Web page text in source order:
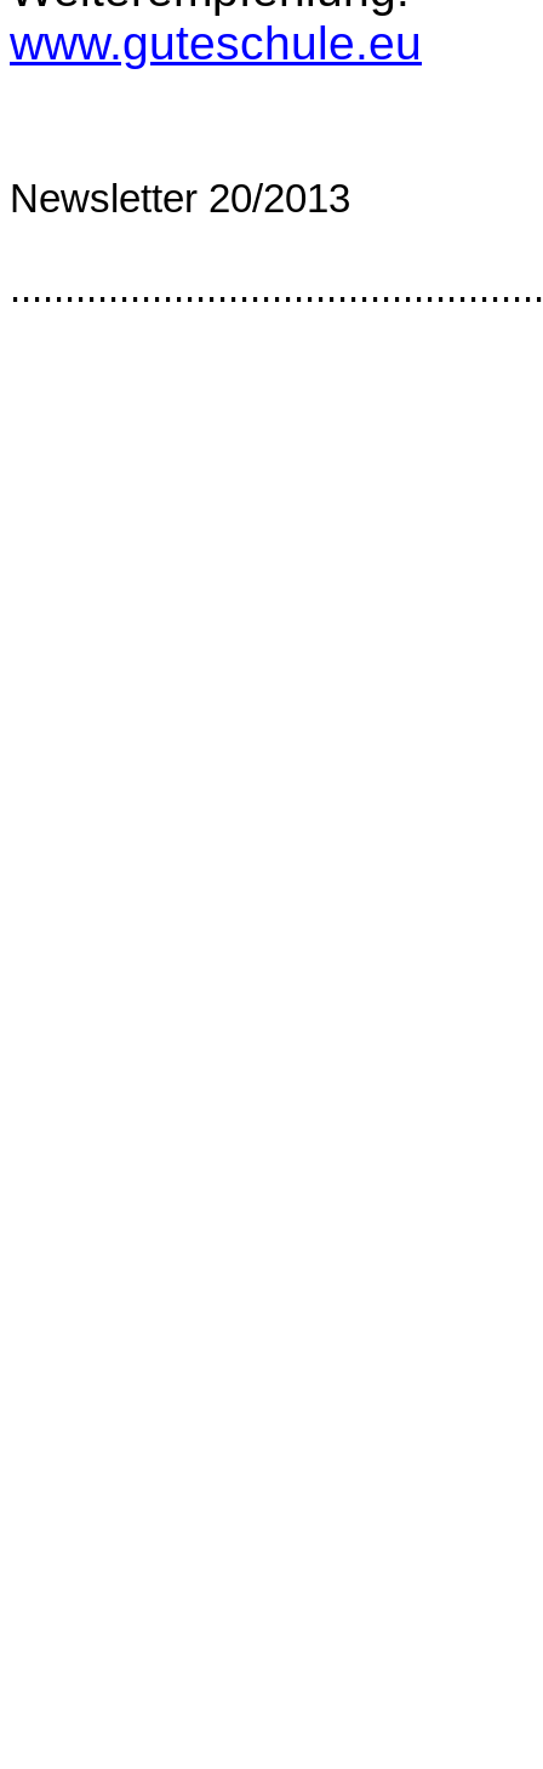
www.guteschule.eu
Newsletter 20/2013